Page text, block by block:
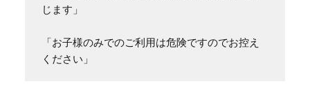
じます」
「お子様のみでのご利用は危険ですのでお控え
ください」